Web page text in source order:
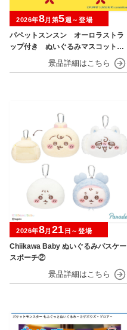
パペットスンスン オーロラストラ
ップ付き ぬいぐるみマスコット
フルーツver.
2026年8月第5週～登場
Chiikawa Baby ぬいぐるみパスケー
スポーチ②
2026年8月 21 日～登場